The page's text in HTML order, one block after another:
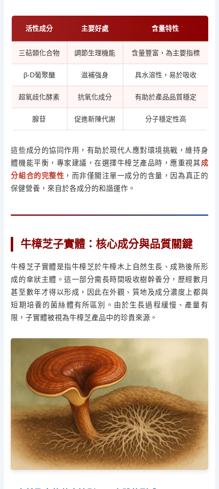
活性成分 主要好處 含量特性
三萜類化合物 調節生理機能 含量豐富，為主要指標
β-D葡聚醣 滋補強身 具水溶性，易於吸收
超氧歧化酵素 抗氧化成分 有助於產品品質穩定
腺苷 促進新陳代謝 分子穩定性高
這些成分的協同作用，有助於現代人應對環境挑戰，維持身
體機能平衡，專家建議，在選擇牛樟芝產品時，應重視其成
分組合的完整性 ，而非僅關注單一成分的含量，因為真正的
保健營養，來自於各成分的和諧運作。
牛樟芝子實體：核心成分與品質關鍵
牛樟芝子實體是指牛樟芝於牛樟木上自然生長、成熟後所形
成的傘狀主體。這一部分需長時間吸收樹幹養分，歷經數月
甚至數年才得以形成，因此在外觀、質地及成分濃度上都與
短期培養的菌絲體有所區別。由於生長過程緩慢、產量有
限，子實體被視為牛樟芝產品中的珍貴來源。